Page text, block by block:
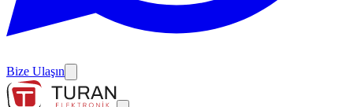
Bize Ulaşın